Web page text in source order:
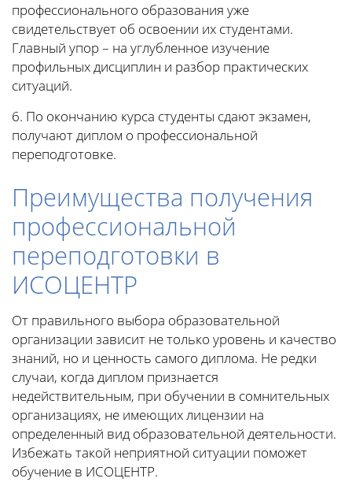
профессионального образования уже
свидетельствует об освоении их студентами.
Главный упор – на углубленное изучение
профильных дисциплин и разбор практических
ситуаций.
6. По окончанию курса студенты сдают экзамен,
получают диплом о профессиональной
переподготовке.
Преимущества получения
профессиональной
переподготовки в
ИСОЦЕНТР
От правильного выбора образовательной
организации зависит не только уровень и качество
знаний, но и ценность самого диплома. Не редки
случаи, когда диплом признается
недействительным, при обучении в сомнительных
организациях, не имеющих лицензии на
определенный вид образовательной деятельности.
Избежать такой неприятной ситуации поможет
обучение в ИСОЦЕНТР.